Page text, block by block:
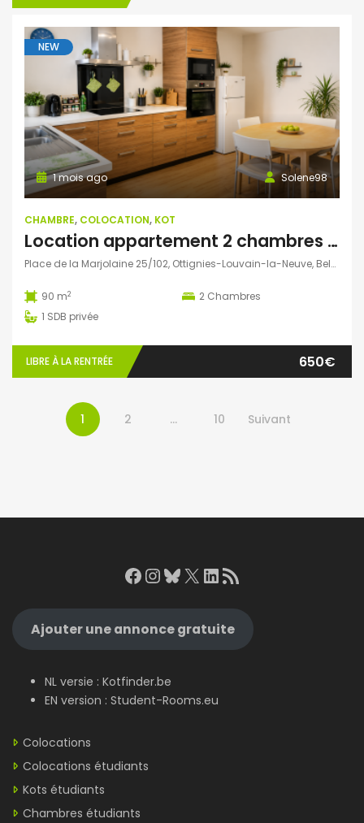
NEW
Solene98
1 mois ago
CHAMBRE, COLOCATION, KOT
Location appartement 2 chambres pour étudiants
Place de la Marjolaine 25/102, Ottignies-Louvain-la-Neuve, Belgique
90 m2 2 Chambres
1 SDB privée
LIBRE À LA RENTRÉE 650€
1 2 … 10 Suivant
Facebook
Instagram
Bluesky
X LinkedIn
RSS Feed
Ajouter une annonce gratuite
NL versie : Kotfinder.be
EN version : Student-Rooms.eu
Colocations
Colocations étudiants
Kots étudiants
Chambres étudiants